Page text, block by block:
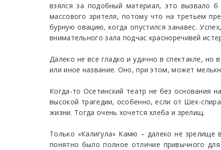
взялся за подобный материал, это вызвало
массового зрителя, потому что на третьем
бурную овацию, когда опустился занавес.
внимательного зала подчас красноречивей
Далеко не все гладко и удачно в спектакле,
или иное название. Оно, при этом, может
Когда-то Осетинский театр не без основания
высокой трагедии, особенно, если от Шек-
жизни. Тогда очень хочется хлеба и зрелищ.
Только «Калигула» Камю – далеко не
понятно было полное отличие привычного